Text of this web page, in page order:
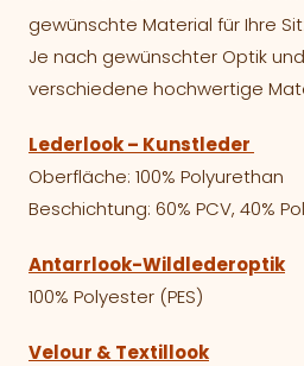
gewünschte Material für Ihre
Je nach gewünschter Optik
verschiedene hochwertige
Lederlook – Kunstleder
Oberfläche: 100% Polyurethan
Beschichtung: 60% PCV, 40%
Antarrlook-Wildlederoptik
100% Polyester (PES)
Velour & Textillook